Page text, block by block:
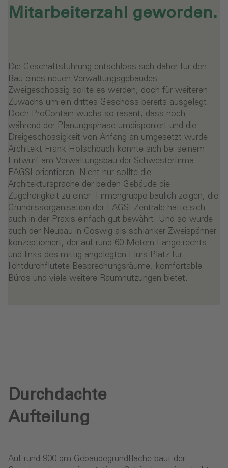
Mitarbeiterzahl geworden.
Die Geschäftsführung entschloss sich daher für den
Bau eines neuen Verwaltungsgebäudes.
Zweigeschossig sollte es werden, doch für weiteren
Zuwachs um ein drittes Geschoss bereits ausgelegt.
Doch ProContain wuchs so rasant, dass noch
während der Planungsphase umdisponiert und die
Dreigeschossigkeit von Anfang an umgesetzt wurde.
Architekt Frank Holschbach konnte sich bei seinem
Entwurf am Verwaltungsbau der Schwesterfirma
FAGSI orientieren. Nicht nur sollte die
Architektursprache der beiden Gebäude die
Zugehörigkeit zu einer Firmengruppe baulich zeigen, die
Grundrissorganisation der FAGSI Zentrale hatte sich
auch in der Praxis einfach gut bewährt. Und so wurde
auch der Neubau in Coswig als schlanker Zweispänner
konzeptioniert, der auf rund 60 Metern Länge rechts
und links des mittig angelegten Flurs Platz für
lichtdurchflutete Besprechungsräume, komfortable
Büros und viele weitere Raumnutzungen bietet.
Durchdachte
Aufteilung
Auf rund 900 qm Gebäudegrundfläche baut der